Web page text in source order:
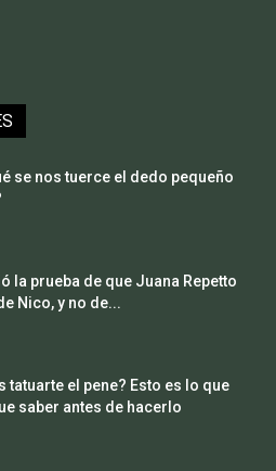
se nos tuerce el dedo pequeño
la prueba de que Juana Repetto
Nico, y no de...
tatuarte el pene? Esto es lo que
saber antes de hacerlo